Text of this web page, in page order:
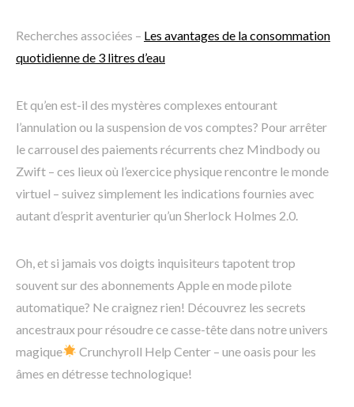
Recherches associées – Les avantages de la consommation
quotidienne de 3 litres d’eau
Et qu’en est-il des mystères complexes entourant
l’annulation ou la suspension de vos comptes? Pour arrêter
le carrousel des paiements récurrents chez Mindbody ou
Zwift – ces lieux où l’exercice physique rencontre le monde
virtuel – suivez simplement les indications fournies avec
autant d’esprit aventurier qu’un Sherlock Holmes 2.0.
Oh, et si jamais vos doigts inquisiteurs tapotent trop
souvent sur des abonnements Apple en mode pilote
automatique? Ne craignez rien! Découvrez les secrets
ancestraux pour résoudre ce casse-tête dans notre univers
magique
Crunchyroll Help Center – une oasis pour les
âmes en détresse technologique!